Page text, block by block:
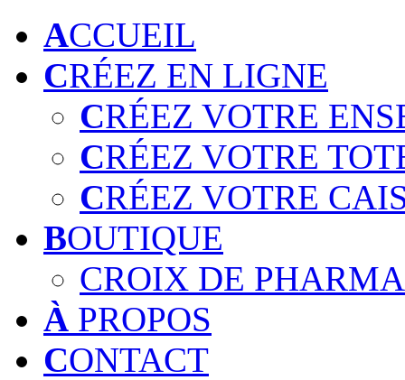
ACCUEIL
CRÉEZ EN LIGNE
CRÉEZ VOTRE
CRÉEZ VOTRE
CRÉEZ VOTRE
BOUTIQUE
CROIX DE
À PROPOS
CONTACT